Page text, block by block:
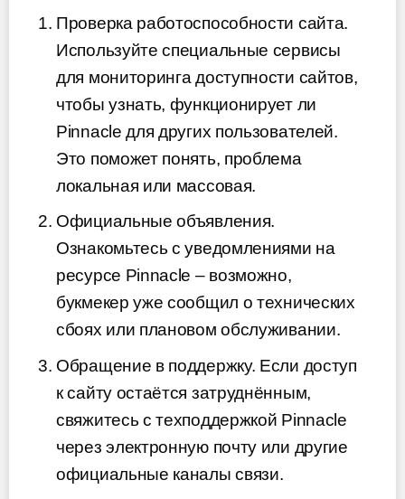
Проверка работоспособности сайта.
Используйте специальные сервисы
для мониторинга доступности сайтов,
чтобы узнать, функционирует ли
Pinnacle для других пользователей.
Это поможет понять, проблема
локальная или массовая.
Официальные объявления.
Ознакомьтесь с уведомлениями на
ресурсе Pinnacle – возможно,
букмекер уже сообщил о технических
сбоях или плановом обслуживании.
Обращение в поддержку. Если доступ
к сайту остаётся затруднённым,
свяжитесь с техподдержкой Pinnacle
через электронную почту или другие
официальные каналы связи.